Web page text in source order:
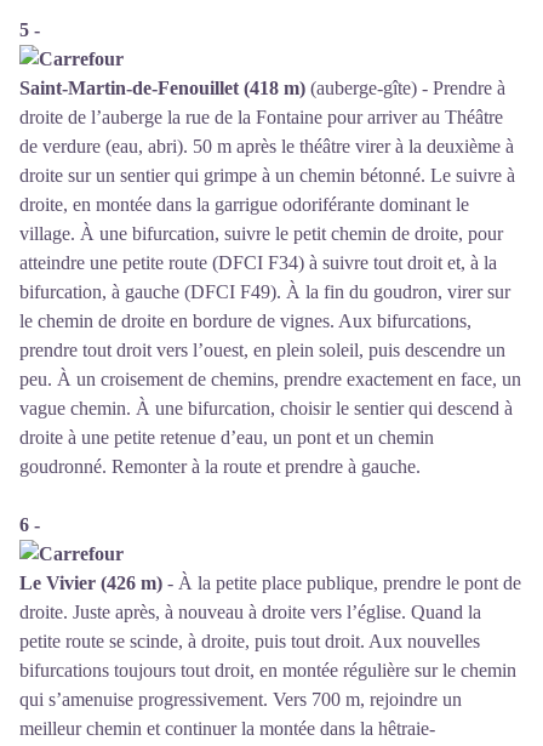
5 -
Saint-Martin-de-Fenouillet (418 m) (auberge-gîte) - Prendre à
droite de l’auberge la rue de la Fontaine pour arriver au Théâtre
de verdure (eau, abri). 50 m après le théâtre virer à la deuxième à
droite sur un sentier qui grimpe à un chemin bétonné. Le suivre à
droite, en montée dans la garrigue odoriférante dominant le
village. À une bifurcation, suivre le petit chemin de droite, pour
atteindre une petite route (DFCI F34) à suivre tout droit et, à la
bifurcation, à gauche (DFCI F49). À la fin du goudron, virer sur
le chemin de droite en bordure de vignes. Aux bifurcations,
prendre tout droit vers l’ouest, en plein soleil, puis descendre un
peu. À un croisement de chemins, prendre exactement en face, un
vague chemin. À une bifurcation, choisir le sentier qui descend à
droite à une petite retenue d’eau, un pont et un chemin
goudronné. Remonter à la route et prendre à gauche.
6 -
Le Vivier (426 m) - À la petite place publique, prendre le pont de
droite. Juste après, à nouveau à droite vers l’église. Quand la
petite route se scinde, à droite, puis tout droit. Aux nouvelles
bifurcations toujours tout droit, en montée régulière sur le chemin
qui s’amenuise progressivement. Vers 700 m, rejoindre un
meilleur chemin et continuer la montée dans la hêtraie-